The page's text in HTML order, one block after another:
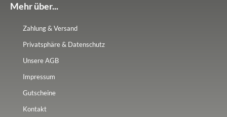
Mehr über...
Zahlung & Versand
Privatsphäre & Datenschutz
Unsere AGB
Impressum
Gutscheine
Kontakt